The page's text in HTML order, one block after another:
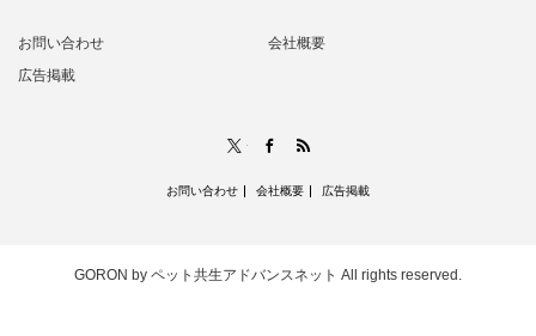
お問い合わせ
会社概要
広告掲載
Facebook
お問い合わせ 会社概要 広告掲載
GORON by ペット共生アドバンスネット All rights reserved.